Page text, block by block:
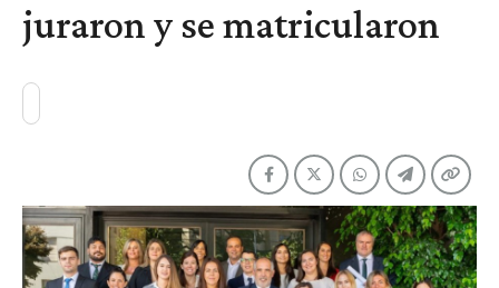
juraron y se matricularon